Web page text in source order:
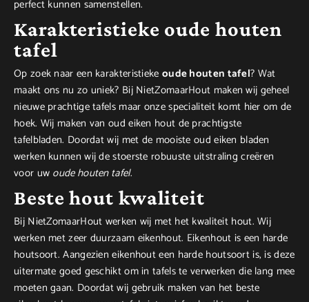
perfect kunnen samenstellen.
Karakteristieke oude houten
tafel
Op zoek naar een karakteristieke oude houten tafel? Wat
maakt ons nu zo uniek? Bij NietZomaarHout maken wij geheel
nieuwe prachtige tafels maar onze specialiteit komt hier om de
hoek. Wij maken van oud eiken hout de prachtigste
tafelbladen. Doordat wij met de mooiste oud eiken bladen
werken kunnen wij de stoerste robuuste uitstraling creëren
voor uw oude houten tafel.
Beste hout kwaliteit
Bij NietZomaarHout werken wij met het kwaliteit hout. Wij
werken met zeer duurzaam eikenhout. Eikenhout is een harde
houtsoort. Aangezien eikenhout een harde houtsoort is, is deze
uitermate goed geschikt om in tafels te verwerken die lang mee
moeten gaan. Doordat wij gebruik maken van het beste